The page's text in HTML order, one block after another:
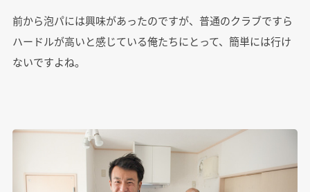
前から泡パには興味があったのですが、普通のクラブですら
ハードルが高いと感じている俺たちにとって、簡単には行け
ないですよね。